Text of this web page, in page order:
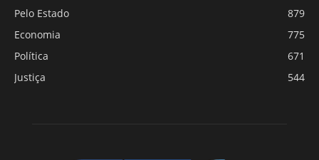
Pelo Estado
879
Economia
775
Política
671
Justiça
544